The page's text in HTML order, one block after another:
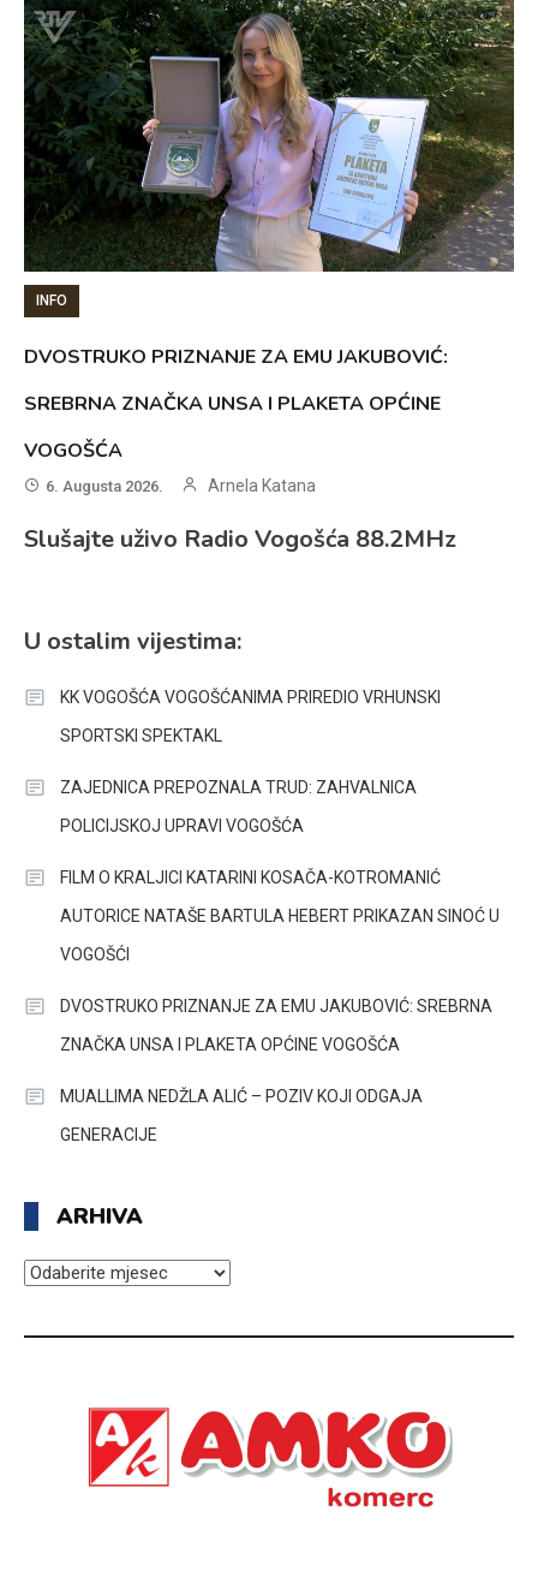
INFO
DVOSTRUKO PRIZNANJE ZA EMU JAKUBOVIĆ:
SREBRNA ZNAČKA UNSA I PLAKETA OPĆINE
VOGOŠĆA
6. Augusta 2026. Arnela Katana
Slušajte uživo Radio Vogošća 88.2MHz
U ostalim vijestima:
KK VOGOŠĆA VOGOŠĆANIMA PRIREDIO VRHUNSKI
SPORTSKI SPEKTAKL
ZAJEDNICA PREPOZNALA TRUD: ZAHVALNICA
POLICIJSKOJ UPRAVI VOGOŠĆA
FILM O KRALJICI KATARINI KOSAČA-KOTROMANIĆ
AUTORICE NATAŠE BARTULA HEBERT PRIKAZAN SINOĆ U
VOGOŠĆI
DVOSTRUKO PRIZNANJE ZA EMU JAKUBOVIĆ: SREBRNA
ZNAČKA UNSA I PLAKETA OPĆINE VOGOŠĆA
MUALLIMA NEDŽLA ALIĆ – POZIV KOJI ODGAJA
GENERACIJE
ARHIVA
ARHIVA